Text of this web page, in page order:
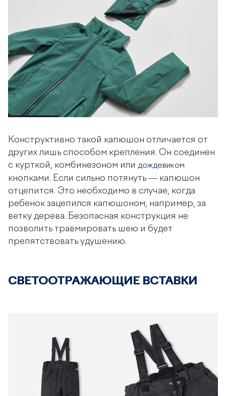
Конструктивно такой капюшон отличается от
других лишь способом крепления. Он соединен
с курткой, комбинезоном или дождевиком
кнопками. Если сильно потянуть — капюшон
отцепится. Это необходимо в случае, когда
ребенок зацепился капюшоном, например, за
ветку дерева. Безопасная конструкция не
позволить травмировать шею и будет
препятствовать удушению.
СВЕТООТРАЖАЮЩИЕ ВСТАВКИ